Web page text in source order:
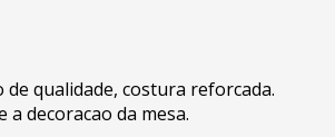
de qualidade, costura reforcada.
decoracao da mesa.